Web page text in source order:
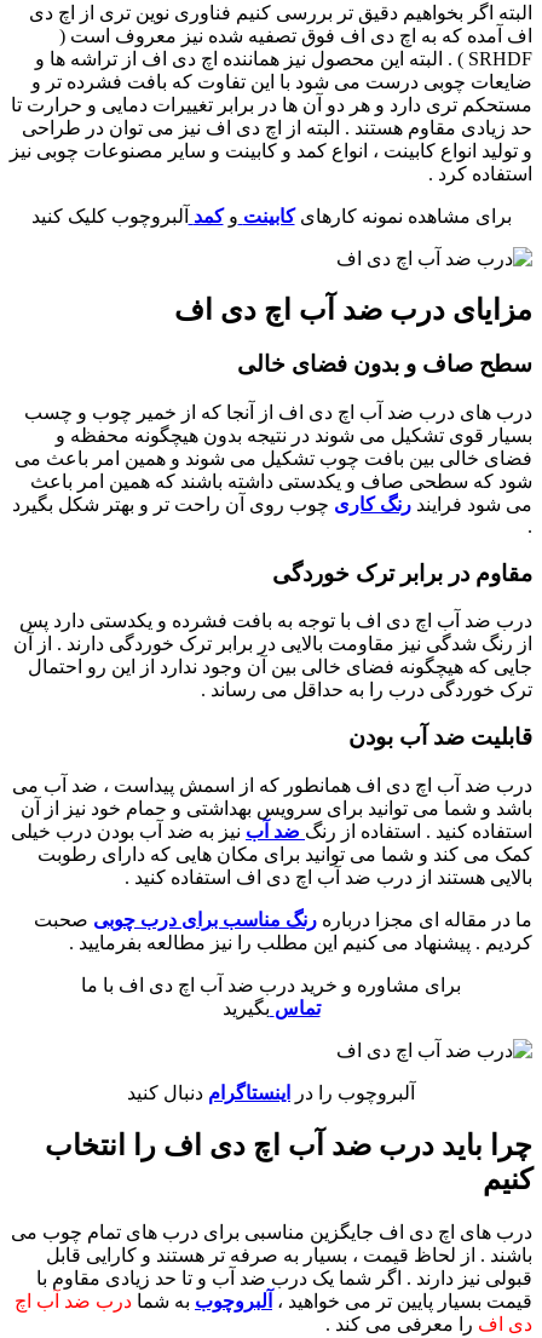
البته اگر بخواهیم دقیق تر بررسی کنیم فناوری نوین تری از اچ دی
اف آمده که به اچ دی اف فوق تصفیه شده نیز معروف است (
SRHDF ) . البته این محصول نیز هماننده اچ دی اف از تراشه ها و
ضایعات چوبی درست می شود با این تفاوت که بافت فشرده تر و
مستحکم تری دارد و هر دو آن ها در برابر تغییرات دمایی و حرارت تا
حد زیادی مقاوم هستند . البته از اچ دی اف نیز می توان در طراحی
و تولید انواع کابینت ، انواع کمد و کابینت و سایر مصنوعات چوبی نیز
استفاده کرد .
برای مشاهده نمونه کارهایکابینت وکمد آلبروچوب کلیک کنید
مزایای درب ضد آب اچ دی اف
سطح صاف و بدون فضای خالی
درب های درب ضد آب اچ دی اف از آنجا که از خمیر چوب و چسب
بسیار قوی تشکیل می شوند در نتیجه بدون هیچگونه محفظه و
فضای خالی بین بافت چوب تشکیل می شوند و همین امر باعث می
شود که سطحی صاف و یکدستی داشته باشند که همین امر باعث
می شود فرایند رنگ کاری چوب روی آن راحت تر و بهتر شکل بگیرد
.
مقاوم در برابر ترک خوردگی
درب ضد آب اچ دی اف با توجه به بافت فشرده و یکدستی دارد پس
از رنگ شدگی نیز مقاومت بالایی در برابر ترک خوردگی دارند . از آن
جایی که هیچگونه فضای خالی بین آن وجود ندارد از این رو احتمال
ترک خوردگی درب را به حداقل می رساند .
قابلیت ضد آب بودن
درب ضد آب اچ دی اف همانطور که از اسمش پیداست ، ضد آب می
باشد و شما می توانید برای سرویس بهداشتی و حمام خود نیز از آن
استفاده کنید . استفاده از رنگ ضد آب نیز به ضد آب بودن درب خیلی
کمک می کند و شما می توانید برای مکان هایی که دارای رطوبت
بالایی هستند از درب ضد آب اچ دی اف استفاده کنید .
ما در مقاله ای مجزا درباره رنگ مناسب برای درب چوبی صحبت
کردیم . پیشنهاد می کنیم این مطلب را نیز مطالعه بفرمایید .
برای مشاوره و خرید درب ضد آب اچ دی اف با ما
تماس بگیرید
آلبروچوب را در اینستاگرام دنبال کنید
چرا باید درب ضد آب اچ دی اف را انتخاب
کنیم
درب های اچ دی اف جایگزین مناسبی برای درب های تمام چوب می
باشند . از لحاظ قیمت ، بسیار به صرفه تر هستند و کارایی قابل
قبولی نیز دارند . اگر شما یک درب ضد آب و تا حد زیادی مقاوم با
قیمت بسیار پایین تر می خواهید ، آلبروچوب به شما درب ضد آب اچ
دی اف را معرفی می کند .